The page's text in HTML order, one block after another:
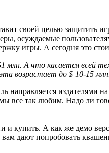
своей целью защитить
осуждаемые
игры. А сегодня это
А что касается всей
возрастает до $ 10-15
направляется издателями
все так любим. Надо ли
и купить. А как же демо
дают попробовать